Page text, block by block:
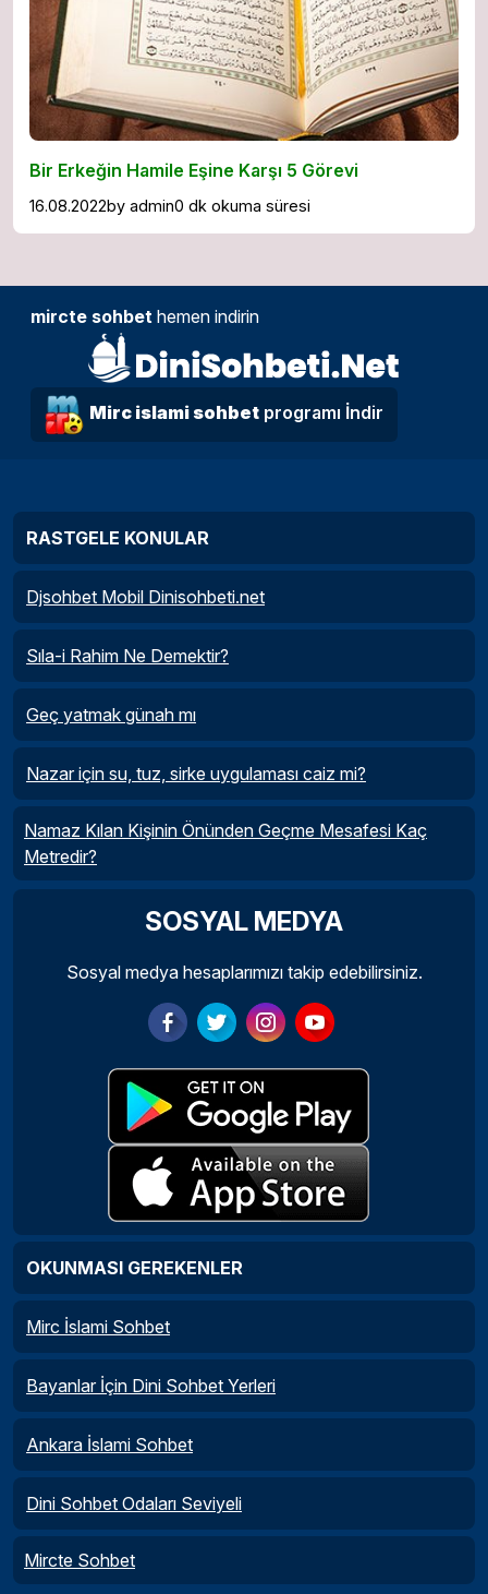
Bir Erkeğin Hamile Eşine Karşı 5 Görevi
16.08.2022by admin0 dk okuma süresi
mircte sohbet hemen indirin
Mirc islami sohbet programı İndir
RASTGELE KONULAR
Djsohbet Mobil Dinisohbeti.net
Sıla-i Rahim Ne Demektir?
Geç yatmak günah mı
Nazar için su, tuz, sirke uygulaması caiz mi?
Namaz Kılan Kişinin Önünden Geçme Mesafesi Kaç
Metredir?
SOSYAL MEDYA
Sosyal medya hesaplarımızı takip edebilirsiniz.
OKUNMASI GEREKENLER
Mirc İslami Sohbet
Bayanlar İçin Dini Sohbet Yerleri
Ankara İslami Sohbet
Dini Sohbet Odaları Seviyeli
Mircte Sohbet